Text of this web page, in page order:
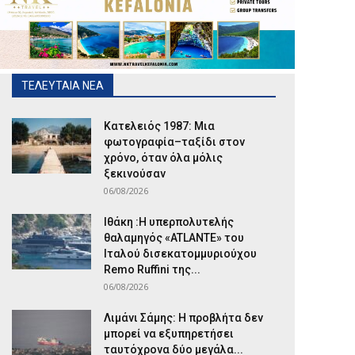
ΤΕΛΕΥΤΑΙΑ ΝΕΑ
Κατελειός 1987: Μια
φωτογραφία–ταξίδι στον
χρόνο, όταν όλα μόλις
ξεκινούσαν
06/08/2026
Ιθάκη :Η υπερπολυτελής
θαλαμηγός «ATLANTE» του
Ιταλού δισεκατομμυριούχου
Remo Ruffini της...
06/08/2026
Λιμάνι Σάμης: Η προβλήτα δεν
μπορεί να εξυπηρετήσει
ταυτόχρονα δύο μεγάλα...